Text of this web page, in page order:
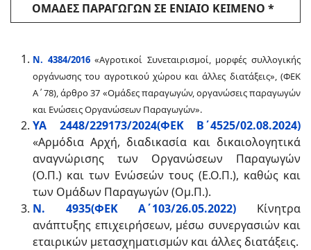
ΟΜΑΔΕΣ ΠΑΡΑΓΩΓΩΝ ΣΕ ΕΝΙΑΙΟ ΚΕΙΜΕΝΟ *
Ν. 4384/2016«Αγροτικοί Συνεταιρισμοί, μορφές συλλογικής
οργάνωσης του αγροτικού χώρου και άλλες διατάξεις», (ΦΕΚ
Α΄78), άρθρο 37 «Ομάδες παραγωγών, οργανώσεις παραγωγών
και Ενώσεις Οργανώσεων Παραγωγών».
ΥΑ 2448/229173/2024(ΦΕΚ Β΄4525/02.08.2024)
«Αρμόδια Αρχή, διαδικασία και δικαιολογητικά
αναγνώρισης των Οργανώσεων Παραγωγών
(Ο.Π.) και των Ενώσεών τους (Ε.Ο.Π.), καθώς και
των Ομάδων Παραγωγών (Ομ.Π.).
Ν. 4935(ΦΕΚ Α΄103/26.05.2022) Κίνητρα
ανάπτυξης επιχειρήσεων, μέσω συνεργασιών και
εταιρικών μετασχηματισμών και άλλες διατάξεις.